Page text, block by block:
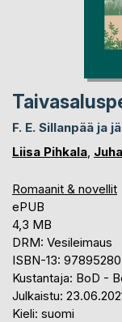
F. E. Sillanpää ja
Liisa Pihkala,
Romaanit & novellit
ePUB
4,3 MB
DRM: Vesileimaus
ISBN-13:
Kustantaja: BoD -
Julkaistu:
Kieli: suomi